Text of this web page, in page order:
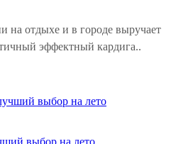
на отдыхе и в городе выручает
эффектный кардига..